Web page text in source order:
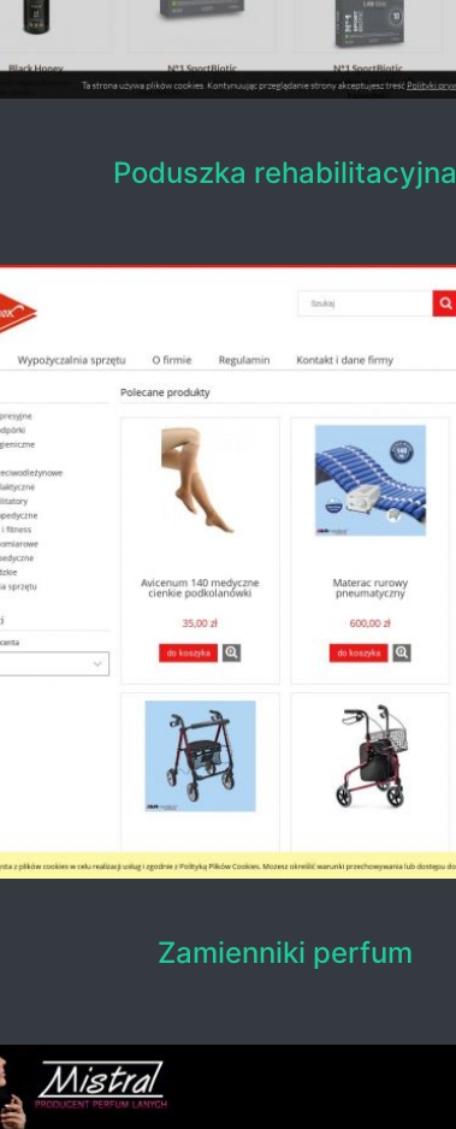
Poduszka rehabilitacyjna
Zamienniki perfum